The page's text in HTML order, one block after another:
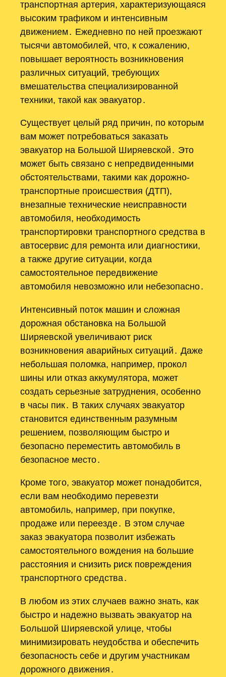
транспортная артерия, характеризующаяся
высоким трафиком и интенсивным
движением․ Ежедневно по ней проезжают
тысячи автомобилей, что, к сожалению,
повышает вероятность возникновения
различных ситуаций, требующих
вмешательства специализированной
техники, такой как эвакуатор․
Существует целый ряд причин, по которым
вам может потребоваться заказать
эвакуатор на Большой Ширяевской․ Это
может быть связано с непредвиденными
обстоятельствами, такими как дорожно-
транспортные происшествия (ДТП),
внезапные технические неисправности
автомобиля, необходимость
транспортировки транспортного средства в
автосервис для ремонта или диагностики,
а также другие ситуации, когда
самостоятельное передвижение
автомобиля невозможно или небезопасно․
Интенсивный поток машин и сложная
дорожная обстановка на Большой
Ширяевской увеличивают риск
возникновения аварийных ситуаций․ Даже
небольшая поломка, например, прокол
шины или отказ аккумулятора, может
создать серьезные затруднения, особенно
в часы пик․ В таких случаях эвакуатор
становится единственным разумным
решением, позволяющим быстро и
безопасно переместить автомобиль в
безопасное место․
Кроме того, эвакуатор может понадобится,
если вам необходимо перевезти
автомобиль, например, при покупке,
продаже или переезде․ В этом случае
заказ эвакуатора позволит избежать
самостоятельного вождения на большие
расстояния и снизить риск повреждения
транспортного средства․
В любом из этих случаев важно знать, как
быстро и надежно вызвать эвакуатор на
Большой Ширяевской улице, чтобы
минимизировать неудобства и обеспечить
безопасность себе и другим участникам
дорожного движения․